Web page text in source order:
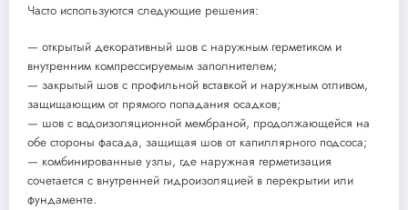
Часто используются следующие решения:
— открытый декоративный шов с наружным герметиком и
внутренним компрессируемым заполнителем;
— закрытый шов с профильной вставкой и наружным отливом,
защищающим от прямого попадания осадков;
— шов с водоизоляционной мембраной, продолжающейся на
обе стороны фасада, защищая шов от капиллярного подсоса;
— комбинированные узлы, где наружная герметизация
сочетается с внутренней гидроизоляцией в перекрытии или
фундаменте.